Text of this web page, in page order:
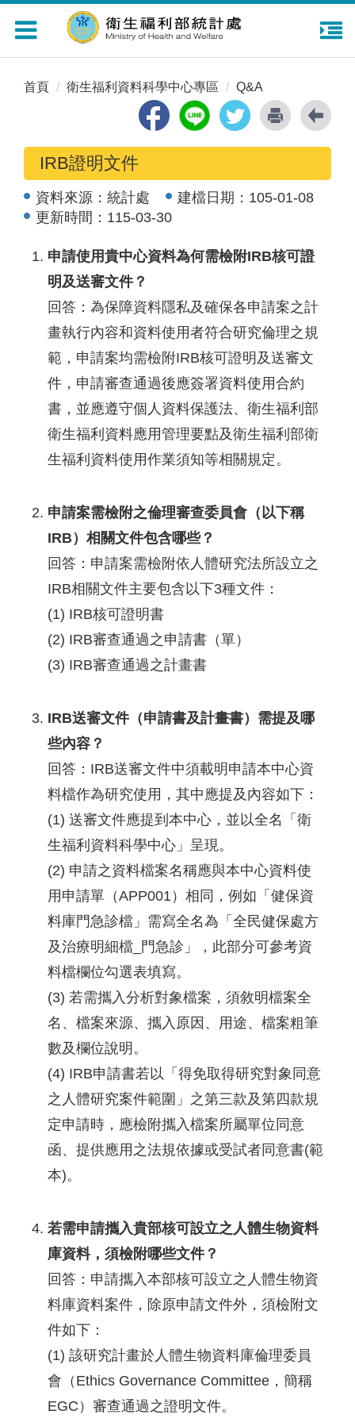
Toggle
navigation
首頁 衛生福利資料科學中心專區 Q&A
IRB證明文件
資料來源： 統計處 建檔日期： 105-01-08
更新時間： 115-03-30
申請使用貴中心資料為何需檢附IRB核可證
明及送審文件？
回答：為保障資料隱私及確保各申請案之計
畫執行內容和資料使用者符合研究倫理之規
範，申請案均需檢附IRB核可證明及送審文
件，申請審查通過後應簽署資料使用合約
書，並應遵守個人資料保護法、衛生福利部
衛生福利資料應用管理要點及衛生福利部衛
生福利資料使用作業須知等相關規定。
申請案需檢附之倫理審查委員會（以下稱
IRB）相關文件包含哪些？
回答：申請案需檢附依人體研究法所設立之
IRB相關文件主要包含以下3種文件：
(1) IRB核可證明書
(2) IRB審查通過之申請書（單）
(3) IRB審查通過之計畫書
IRB送審文件（申請書及計畫書）需提及哪
些內容？
回答：IRB送審文件中須載明申請本中心資
料檔作為研究使用，其中應提及內容如下：
(1) 送審文件應提到本中心，並以全名「衛
生福利資料科學中心」呈現。
(2) 申請之資料檔案名稱應與本中心資料使
用申請單（APP001）相同，例如「健保資
料庫門急診檔」需寫全名為「全民健保處方
及治療明細檔_門急診」，此部分可參考資
料檔欄位勾選表填寫。
(3) 若需攜入分析對象檔案，須敘明檔案全
名、檔案來源、攜入原因、用途、檔案粗筆
數及欄位說明。
(4) IRB申請書若以「得免取得研究對象同意
之人體研究案件範圍」之第三款及第四款規
定申請時，應檢附攜入檔案所屬單位同意
函、提供應用之法規依據或受試者同意書(範
本)。
若需申請攜入貴部核可設立之人體生物資料
庫資料，須檢附哪些文件？
回答：申請攜入本部核可設立之人體生物資
料庫資料案件，除原申請文件外，須檢附文
件如下：
(1) 該研究計畫於人體生物資料庫倫理委員
會（Ethics Governance Committee，簡稱
EGC）審查通過之證明文件。